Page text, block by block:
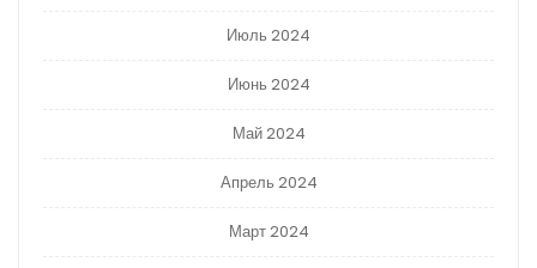
Июль 2024
Июнь 2024
Май 2024
Апрель 2024
Март 2024